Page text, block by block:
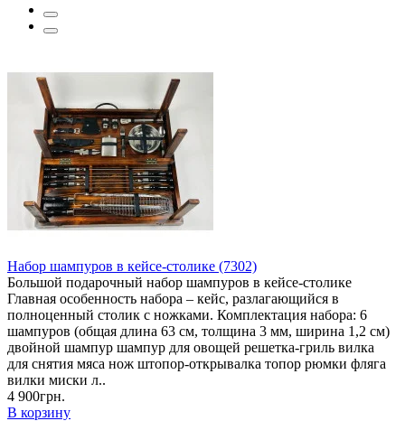
Набор шампуров в кейсе-столике (7302)
Большой подарочный набор шампуров в кейсе-столике
Главная особенность набора – кейс, разлагающийся в
полноценный столик с ножками. Комплектация набора: 6
шампуров (общая длина 63 см, толщина 3 мм, ширина 1,2 см)
двойной шампур шампур для овощей решетка-гриль вилка
для снятия мяса нож штопор-открывалка топор рюмки фляга
вилки миски л..
4 900грн.
В корзину